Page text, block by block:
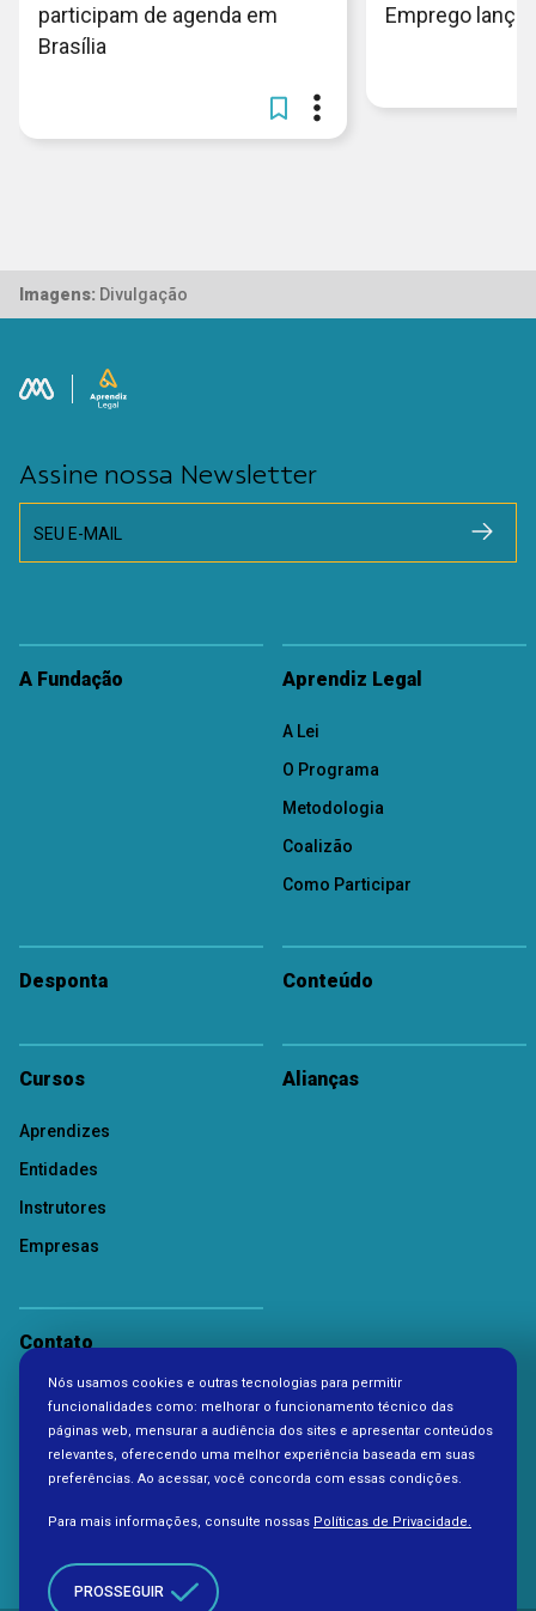
participam de agenda em
Brasília
Emprego
Imagens: Divulgação
Assine nossa Newsletter
SEU E-MAIL
A Fundação Aprendiz Legal
A Lei
O Programa
Metodologia
Coalizão
Como Participar
Desponta Conteúdo
Cursos
Aprendizes
Entidades
Instrutores
Empresas
Alianças
Contato
Nós usamos cookies e outras tecnologias para permitir
funcionalidades como: melhorar o funcionamento técnico das
páginas web, mensurar a audiência dos sites e apresentar conteúdos
relevantes, oferecendo uma melhor experiência baseada em suas
preferências. Ao acessar, você concorda com essas condições.
Para mais informações, consulte nossas Políticas de Privacidade.
PROSSEGUIR